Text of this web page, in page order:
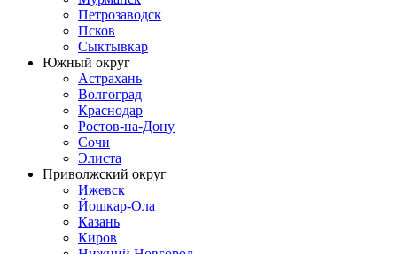
Петрозаводск
Псков
Сыктывкар
Южный округ
Астрахань
Волгоград
Краснодар
Ростов-на-Дону
Сочи
Элиста
Приволжский округ
Ижевск
Йошкар-Ола
Казань
Киров